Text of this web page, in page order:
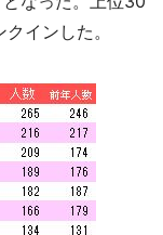
インした。